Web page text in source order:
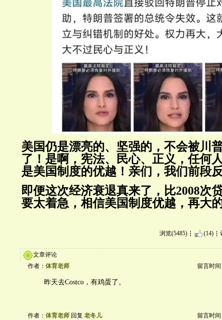
美国仍是漂亮的、坚强的，不会被川
了！是啊，宪法、民心、正义，任何
是美国制度的优越！亲们，我们前段
即便这次经济衰退真来了，比2008次
要太着急，相信美国制度优越，再大
浏览(5485) (14)
文章评论
作者： 体育老师 留言时间
昨天去Costco，有鸡蛋了。
作者： 体育老师 回复 老冬儿 留言时间